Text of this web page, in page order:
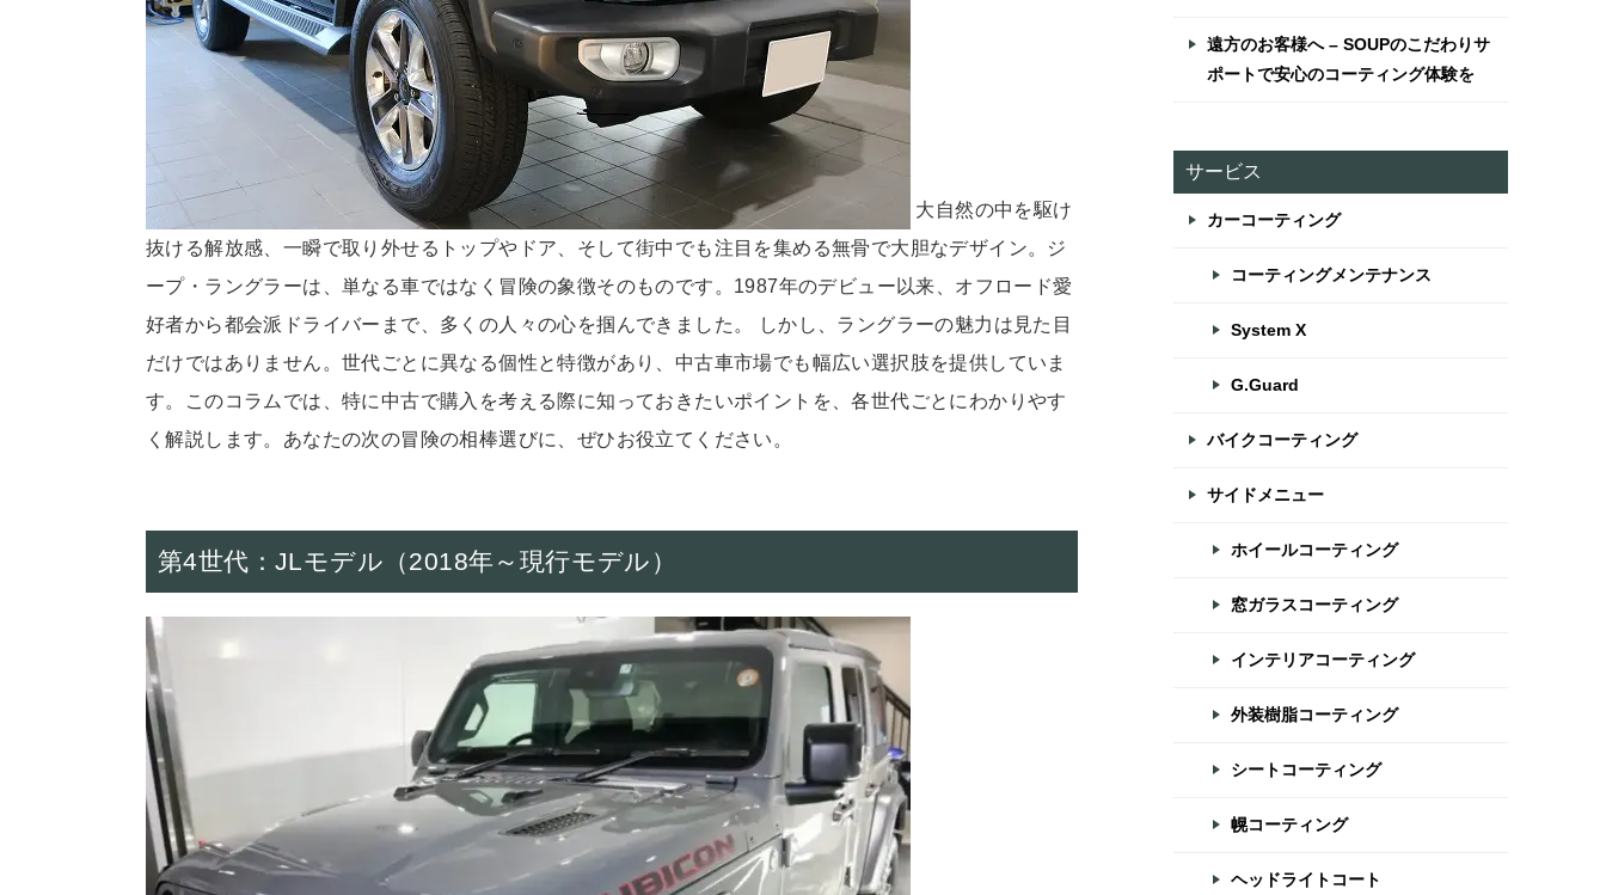
大自然の中を駆け
抜ける解放感、一瞬で取り外せるトップやドア、そして街中でも注目を集める無骨で大胆なデザイン。ジ
ープ・ラングラーは、単なる車ではなく冒険の象徴そのものです。1987年のデビュー以来、オフロード愛
好者から都会派ドライバーまで、多くの人々の心を掴んできました。 しかし、ラングラーの魅力は見た目
だけではありません。世代ごとに異なる個性と特徴があり、中古車市場でも幅広い選択肢を提供していま
す。このコラムでは、特に中古で購入を考える際に知っておきたいポイントを、各世代ごとにわかりやす
く解説します。あなたの次の冒険の相棒選びに、ぜひお役立てください。
第4世代：JLモデル（2018年～現行モデル）
遠方のお客様へ – SOUPのこだわりサ
ポートで安心のコーティング体験を
サービス
カーコーティング
コーティングメンテナンス
System X
G.Guard
バイクコーティング
サイドメニュー
ホイールコーティング
窓ガラスコーティング
インテリアコーティング
外装樹脂コーティング
シートコーティング
幌コーティング
ヘッドライトコート